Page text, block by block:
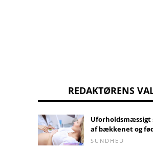
REDAKTØRENS
Uforholdsmæssigt
af bækkenet og
SUNDHED